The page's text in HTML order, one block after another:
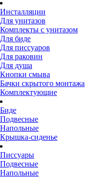
Инсталляции
Для унитазов
Комплекты с унитазом
Для биде
Для писсуаров
Для раковин
Для душа
Кнопки смыва
Бачки скрытого монтажа
Комплектующие
Биде
Подвесные
Напольные
Крышка-сиденье
Писсуары
Подвесные
Напольные